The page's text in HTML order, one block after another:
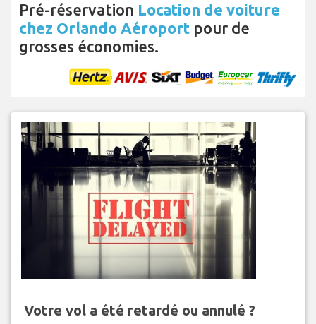
Pré-réservation Location de voiture
chez Orlando Aéroport pour de
grosses économies.
Votre vol a été retardé ou annulé ?